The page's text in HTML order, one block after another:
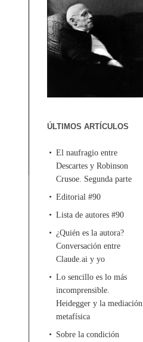
ÚLTIMOS ARTÍCULOS
El naufragio entre
Descartes y Robinson
Crusoe. Segunda parte
Editorial #90
Lista de autores #90
¿Quién es la autora?
Conversación entre
Claude.ai y yo
Lo sencillo es lo más
incomprensible.
Heidegger y la mediación
metafísica
Sobre la condición